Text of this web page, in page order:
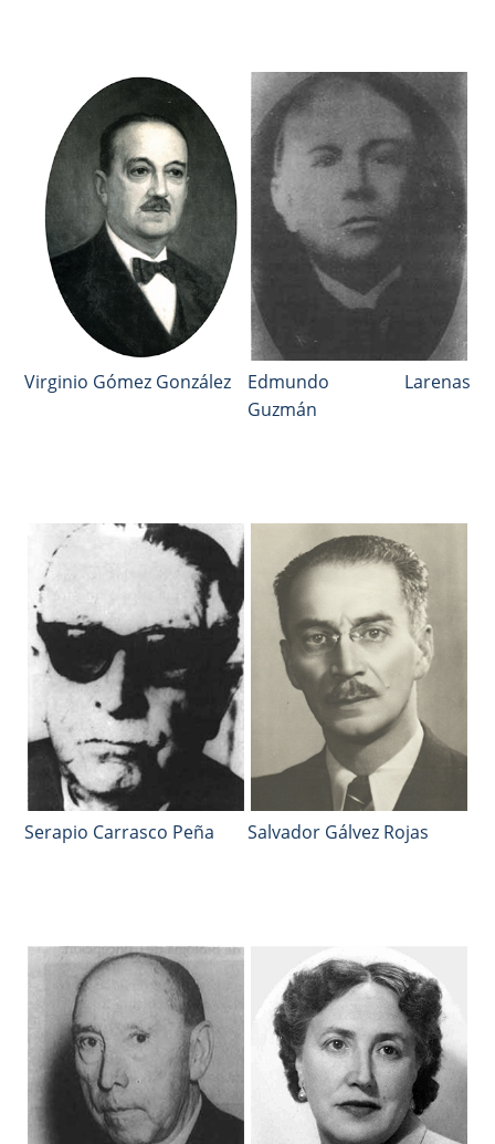
Virginio Gómez González
Edmundo Larenas
Guzmán
Serapio Carrasco Peña Salvador Gálvez Rojas